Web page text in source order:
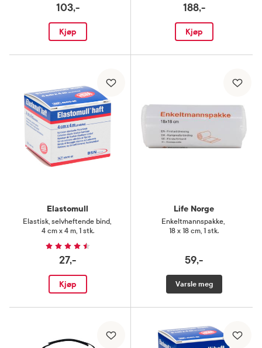
103,-
Kjøp
188,-
Kjøp
Elastomull
Elastisk, selvheftende bind,
4 cm x 4 m, 1 stk.
27,-
Kjøp
Life Norge
Enkeltmannspakke,
18 x 18 cm, 1 stk.
59,-
Varsle meg